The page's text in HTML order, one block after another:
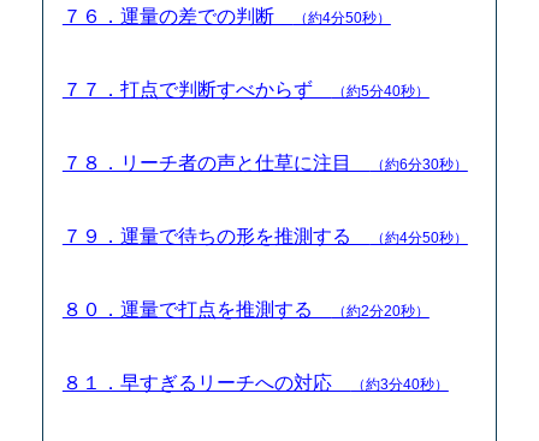
７６．運量の差での判断 （約4分50秒）
７７．打点で判断すべからず （約5分40秒）
７８．リーチ者の声と仕草に注目 （約6分30秒）
７９．運量で待ちの形を推測する （約4分50秒）
８０．運量で打点を推測する （約2分20秒）
８１．早すぎるリーチへの対応 （約3分40秒）